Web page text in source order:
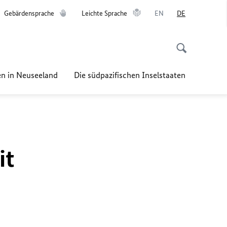
Gebärdensprache Leichte Sprache EN DE
in Neuseeland Die südpazifischen Inselstaaten